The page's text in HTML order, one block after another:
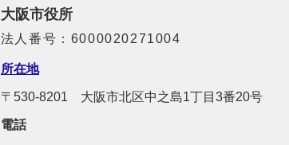
大阪市役所
法人番号：6000020271004
所在地
〒530-8201 大阪市北区中之島1丁目3番20号
電話